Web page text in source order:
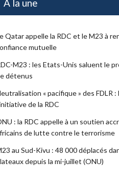
À la une
Qatar appelle la RDC et le M23 à
mutuelle
M23 : les Etats-Unis saluent le
détenus
« pacifique » des FDLR :
de la RDC
: la RDC appelle à un soutien
de lutte contre le terrorisme
au Sud-Kivu : 48 000 déplacés
depuis la mi-juillet (ONU)